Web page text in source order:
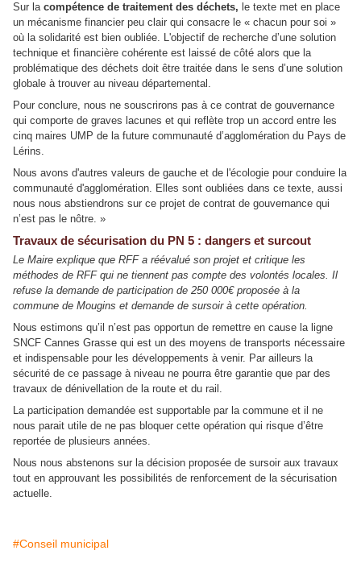
Sur la compétence de traitement des déchets, le texte met en place
un mécanisme financier peu clair qui consacre le « chacun pour soi »
où la solidarité est bien oubliée. L'objectif de recherche d’une solution
technique et financière cohérente est laissé de côté alors que la
problématique des déchets doit être traitée dans le sens d’une solution
globale à trouver au niveau départemental.
Pour conclure, nous ne souscrirons pas à ce contrat de gouvernance
qui comporte de graves lacunes et qui reflète trop un accord entre les
cinq maires UMP de la future communauté d’agglomération du Pays de
Lérins.
Nous avons d'autres valeurs de gauche et de l'écologie pour conduire la
communauté d'agglomération. Elles sont oubliées dans ce texte, aussi
nous nous abstiendrons sur ce projet de contrat de gouvernance qui
n’est pas le nôtre. »
Travaux de sécurisation du PN 5 : dangers et surcout
Le Maire explique que RFF a réévalué son projet et critique les
méthodes de RFF qui ne tiennent pas compte des volontés locales. Il
refuse la demande de participation de 250 000€ proposée à la
commune de Mougins et demande de sursoir à cette opération.
Nous estimons qu’il n’est pas opportun de remettre en cause la ligne
SNCF Cannes Grasse qui est un des moyens de transports nécessaire
et indispensable pour les développements à venir. Par ailleurs la
sécurité de ce passage à niveau ne pourra être garantie que par des
travaux de dénivellation de la route et du rail.
La participation demandée est supportable par la commune et il ne
nous parait utile de ne pas bloquer cette opération qui risque d’être
reportée de plusieurs années.
Nous nous abstenons sur la décision proposée de sursoir aux travaux
tout en approuvant les possibilités de renforcement de la sécurisation
actuelle.
#Conseil municipal